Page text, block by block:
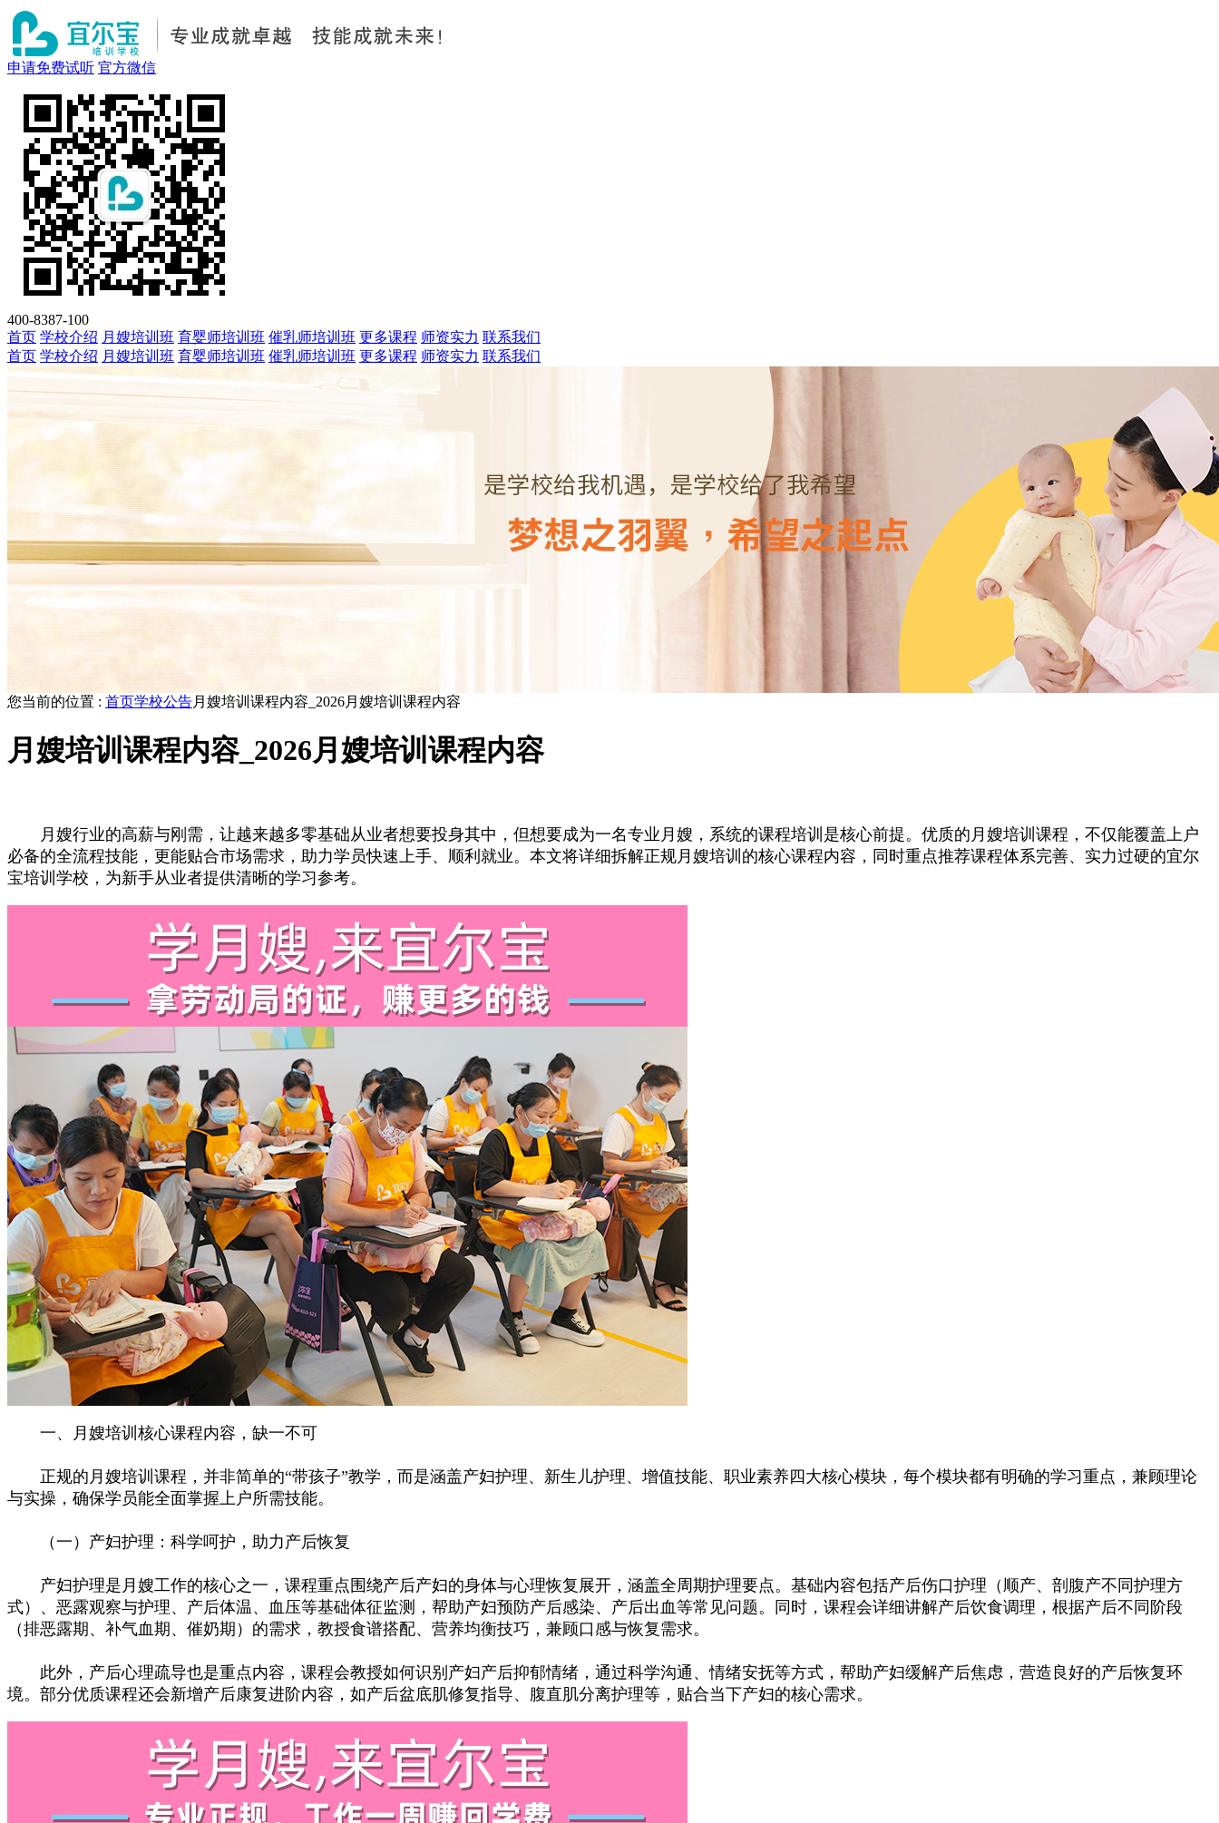
申请免费试听 官方微信
400-8387-100
首页 学校介绍 月嫂培训班 育婴师培训班 催乳师培训班 更多课程 师资实力 联系我们
首页 学校介绍 月嫂培训班 育婴师培训班 催乳师培训班 更多课程 师资实力 联系我们
您当前的位置 : 首页学校公告月嫂培训课程内容_2026月嫂培训课程内容
月嫂培训课程内容_2026月嫂培训课程内容
月嫂行业的高薪与刚需，让越来越多零基础从业者想要投身其中，但想要成为一名专业月嫂，系统的课程培训是核心前提。优质的月嫂培训课程，不仅能覆盖上户
必备的全流程技能，更能贴合市场需求，助力学员快速上手、顺利就业。本文将详细拆解正规月嫂培训的核心课程内容，同时重点推荐课程体系完善、实力过硬的宜尔
宝培训学校，为新手从业者提供清晰的学习参考。
一、月嫂培训核心课程内容，缺一不可
正规的月嫂培训课程，并非简单的“带孩子”教学，而是涵盖产妇护理、新生儿护理、增值技能、职业素养四大核心模块，每个模块都有明确的学习重点，兼顾理论
与实操，确保学员能全面掌握上户所需技能。
（一）产妇护理：科学呵护，助力产后恢复
产妇护理是月嫂工作的核心之一，课程重点围绕产后产妇的身体与心理恢复展开，涵盖全周期护理要点。基础内容包括产后伤口护理（顺产、剖腹产不同护理方
式）、恶露观察与护理、产后体温、血压等基础体征监测，帮助产妇预防产后感染、产后出血等常见问题。同时，课程会详细讲解产后饮食调理，根据产后不同阶段
（排恶露期、补气血期、催奶期）的需求，教授食谱搭配、营养均衡技巧，兼顾口感与恢复需求。
此外，产后心理疏导也是重点内容，课程会教授如何识别产妇产后抑郁情绪，通过科学沟通、情绪安抚等方式，帮助产妇缓解产后焦虑，营造良好的产后恢复环
境。部分优质课程还会新增产后康复进阶内容，如产后盆底肌修复指导、腹直肌分离护理等，贴合当下产妇的核心需求。